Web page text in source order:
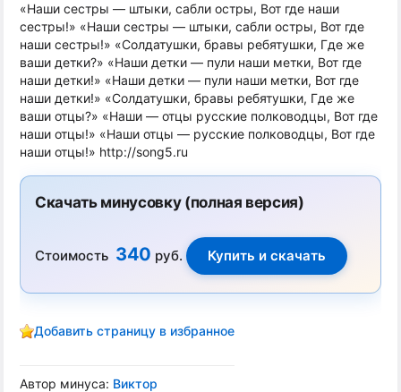
«Наши сестры — штыки, сабли остры, Вот где наши
сестры!» «Наши сестры — штыки, сабли остры, Вот где
наши сестры!» «Солдатушки, бравы ребятушки, Где же
ваши детки?» «Наши детки — пули наши метки, Вот где
наши детки!» «Наши детки — пули наши метки, Вот где
наши детки!» «Солдатушки, бравы ребятушки, Где же
ваши отцы?» «Наши — отцы русские полководцы, Вот где
наши отцы!» «Наши отцы — русские полководцы, Вот где
наши отцы!» http://song5.ru
Скачать минусовку (полная версия)
Стоимость 340 руб.
Добавить страницу в избранное
Автор минуса: Виктор